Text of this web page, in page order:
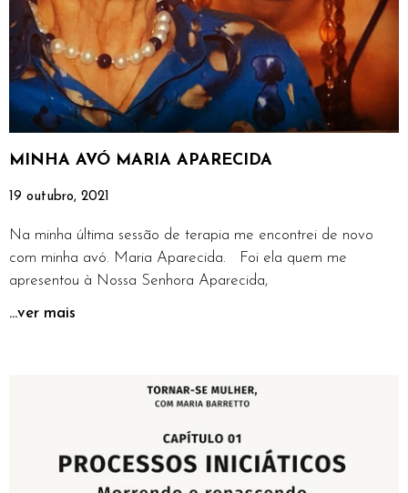
MINHA AVÓ MARIA APARECIDA
19 outubro, 2021
Na minha última sessão de terapia me encontrei de novo
com minha avó. Maria Aparecida. Foi ela quem me
apresentou à Nossa Senhora Aparecida,
...ver mais